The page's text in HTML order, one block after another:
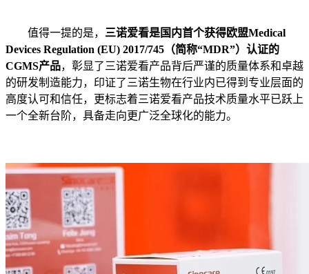
值得一提的是， 三诺爱看是国内首个获得欧盟Medical
Devices Regulation (EU) 2017/745（简称“MDR”）认证的
CGMS产品，彰显了三诺爱看产品背后严谨的质量体系和卓越
的研发制造能力，印证了三诺生物在行业内已得到专业层面的
高度认可和信任，更标志着三诺爱看产品技术质量水平已跃上
一个全新台阶，具备走向更广泛全球化的能力。